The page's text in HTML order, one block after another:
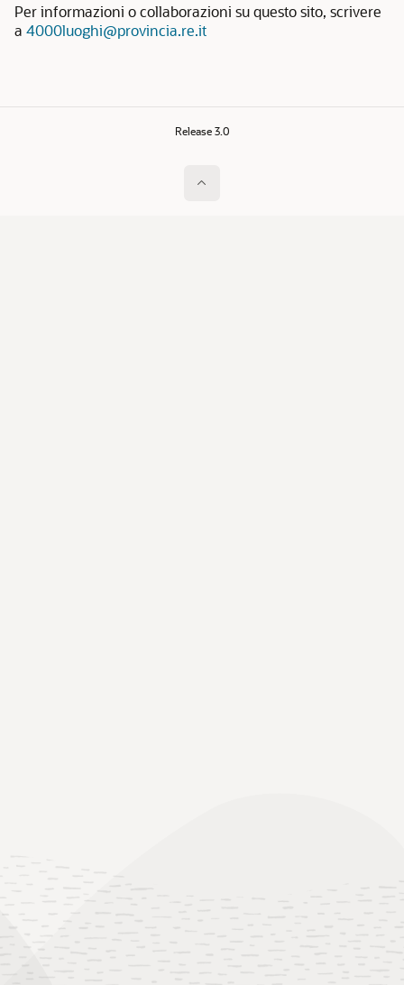
Per informazioni o collaborazioni su questo sito, scrivere
a 4000luoghi@provincia.re.it
Release 3.0